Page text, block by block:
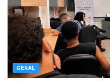
GERAL